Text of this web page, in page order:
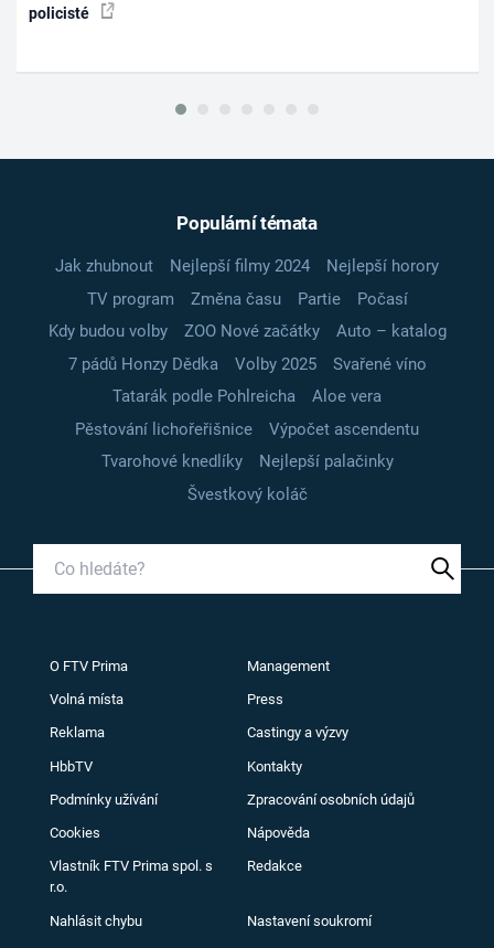
policisté
Populární témata
Jak zhubnout Nejlepší filmy 2024
Nejlepší horory
TV program
Změna času Partie
Počasí
Kdy budou volby
ZOO Nové začátky
Auto – katalog
7 pádů Honzy Dědka
Volby 2025
Svařené víno
Tatarák podle Pohlreicha
Aloe vera
Pěstování lichořeřišnice
Výpočet ascendentu
Tvarohové knedlíky
Nejlepší palačinky
Švestkový koláč
O FTV Prima Management
Volná místa Press
Reklama Castingy a výzvy
HbbTV Kontakty
Podmínky užívání Zpracování osobních údajů
Cookies Nápověda
Vlastník FTV Prima spol. s
r.o.
Redakce
Nahlásit chybu Nastavení soukromí